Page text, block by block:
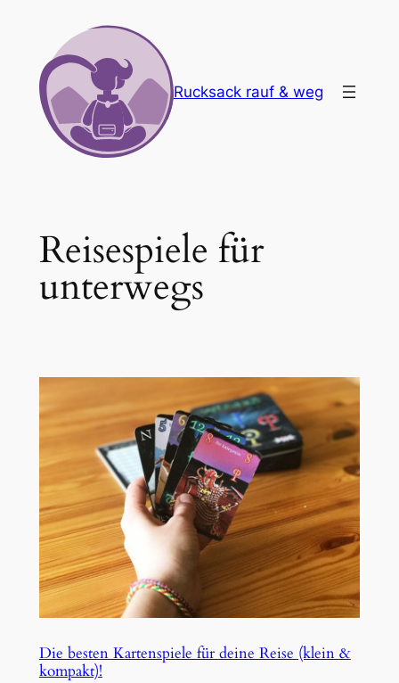
springen
Rucksack rauf & weg
Reisespiele für
unterwegs
Die besten Kartenspiele für deine Reise (klein &
kompakt)!